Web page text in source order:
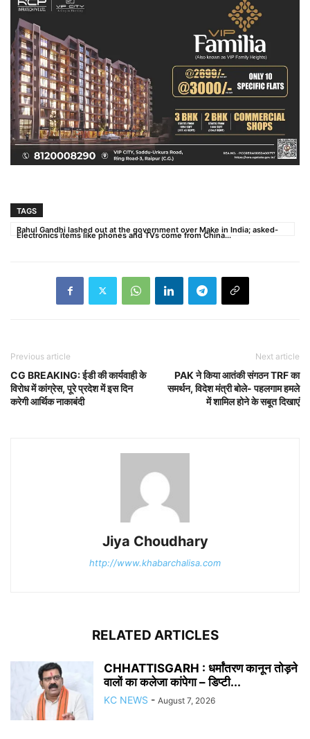
TAGS
Rahul Gandhi lashed out at the government over Make in India; asked-
Electronics items like phones and TVs come from China...
Previous article
CG BREAKING: ईडी की कार्यवाही के
विरोध में कांग्रेस, पूरे प्रदेश में इस दिन
करेगी आर्थिक नाकाबंदी
Next article
PAK ने किया आतंकी संगठन TRF का
समर्थन, विदेश मंत्री बोले- पहलगाम हमले
में शामिल होने के सबूत दिखाएं
Jiya Choudhary
http://www.khabarchalisa.com
RELATED ARTICLES
CHHATTISGARH : धर्मांतरण कानून तोड़ने
वालों का कलेजा कांपेगा – डिप्टी...
KC NEWS - August 7, 2026